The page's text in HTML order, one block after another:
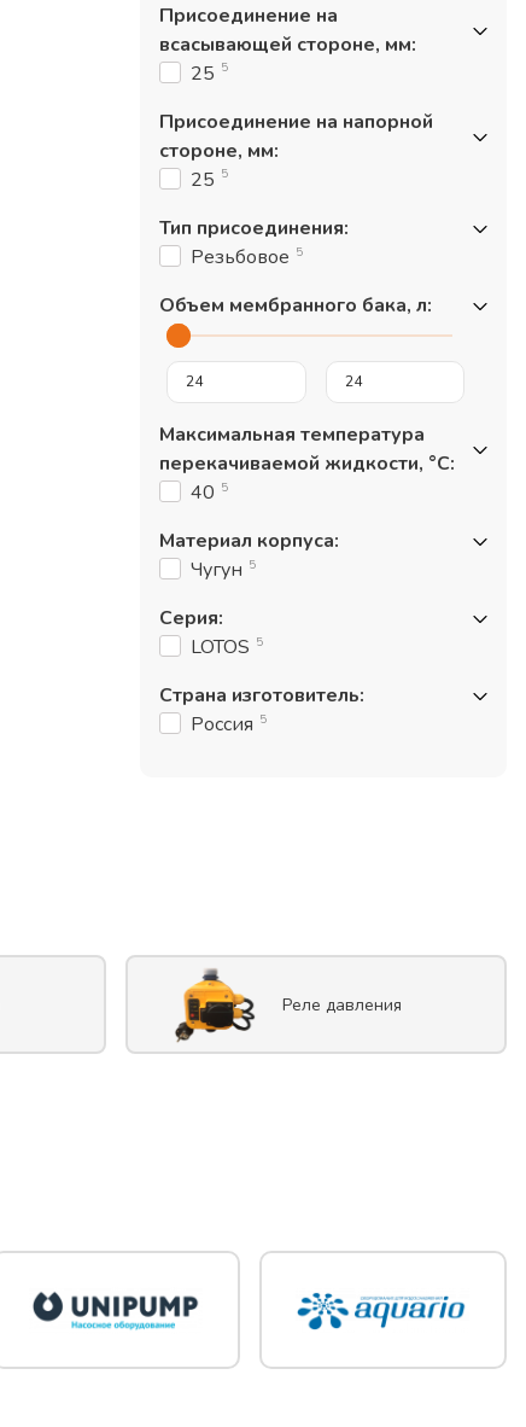
Присоединение на
всасывающей стороне, мм:
25 5
Присоединение на напорной
стороне, мм:
25 5
Тип присоединения:
Резьбовое 5
Объем мембранного бака, л:
Максимальная температура
перекачиваемой жидкости, °С:
40 5
Материал корпуса:
Чугун 5
Серия:
LOTOS 5
Страна изготовитель:
Россия 5
Реле давления